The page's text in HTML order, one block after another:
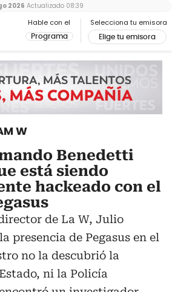
Hable con el
Programa
Selecciona tu emisora
Elige tu emisora
2026 Actualizado 08:39
W
Benedetti
está siendo
hackeado con el
de La W, Julio
presencia de Pegasus en el
no la descubrió la
ni la Policía